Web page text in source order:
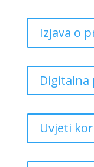
Izjava o
Uvjeti